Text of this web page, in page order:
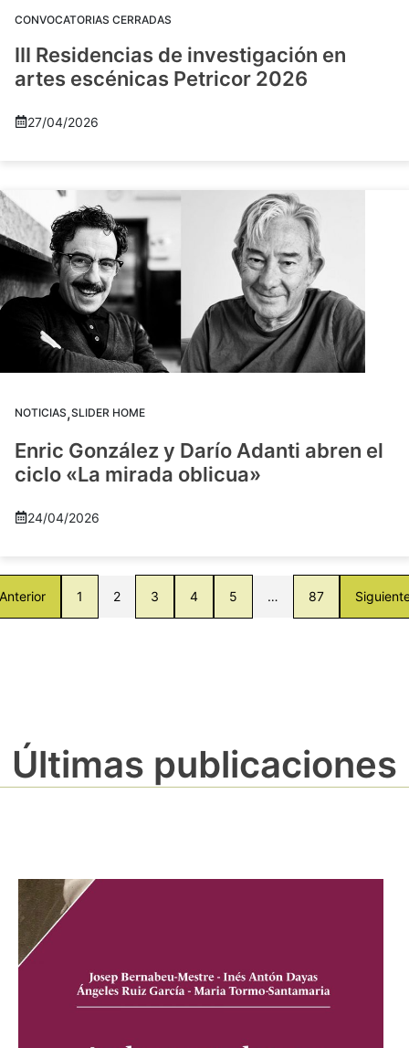
CONVOCATORIAS CERRADAS
III Residencias de investigación en
artes escénicas Petricor 2026
27/04/2026
NOTICIAS,SLIDER HOME
Enric González y Darío Adanti abren el
ciclo «La mirada oblicua»
24/04/2026
1 2 3 4 5 … 87
Últimas publicaciones